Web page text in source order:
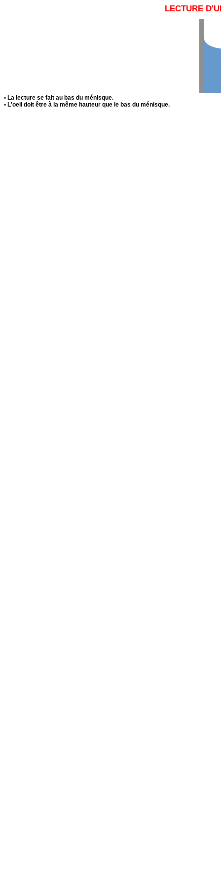
LECTURE
• La lecture se fait au bas du ménisque.
• L'oeil doit être à la même hauteur que le bas du ménisque.